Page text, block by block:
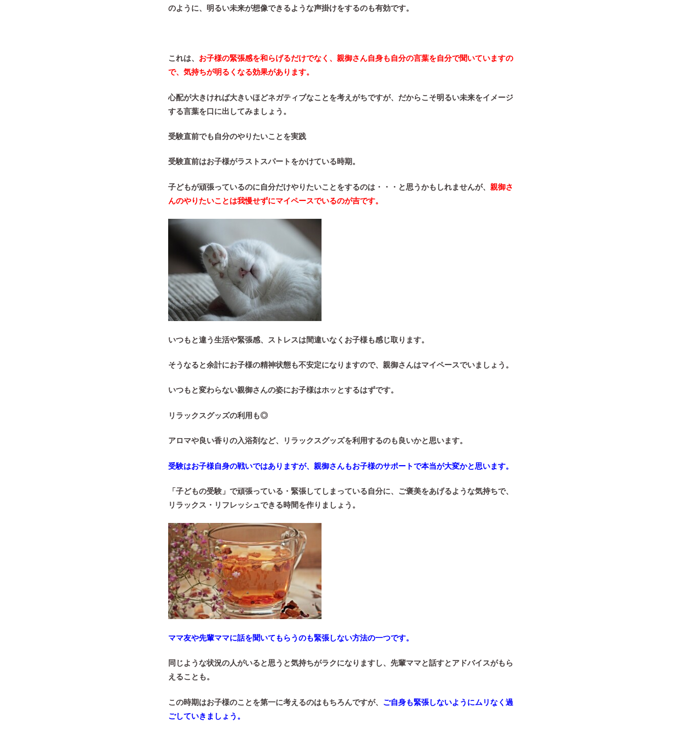
のように、明るい未来が想像できるような声掛けをするのも有効です。
これは、 お子様の緊張感を和らげるだけでなく、親御さん自身も自分の言葉を自分で聞いていますの
で、気持ちが明るくなる効果があります。
心配が大きければ大きいほどネガティブなことを考えがちですが、だからこそ明るい未来をイメージ
する言葉を口に出してみましょう。
受験直前でも自分のやりたいことを実践
受験直前はお子様がラストスパートをかけている時期。
子どもが頑張っているのに自分だけやりたいことをするのは・・・と思うかもしれませんが、 親御さ
んのやりたいことは我慢せずにマイペースでいるのが吉です。
いつもと違う生活や緊張感、ストレスは間違いなくお子様も感じ取ります。
そうなると余計にお子様の精神状態も不安定になりますので、親御さんはマイペースでいましょう。
いつもと変わらない親御さんの姿にお子様はホッとするはずです。
リラックスグッズの利用も◎
アロマや良い香りの入浴剤など、リラックスグッズを利用するのも良いかと思います。
受験はお子様自身の戦いではありますが、親御さんもお子様のサポートで本当が大変かと思います。
「子どもの受験」で頑張っている・緊張してしまっている自分に、ご褒美をあげるような気持ちで、
リラックス・リフレッシュできる時間を作りましょう。
ママ友や先輩ママに話を聞いてもらうのも緊張しない方法の一つです。
同じような状況の人がいると思うと気持ちがラクになりますし、先輩ママと話すとアドバイスがもら
えることも。
この時期はお子様のことを第一に考えるのはもちろんですが、 ご自身も緊張しないようにムリなく過
ごしていきましょう。